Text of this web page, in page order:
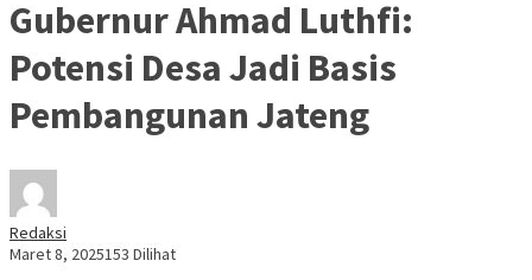
Gubernur Ahmad Luthfi:
Potensi Desa Jadi Basis
Pembangunan Jateng
Redaksi
Maret 8, 2025153 Dilihat